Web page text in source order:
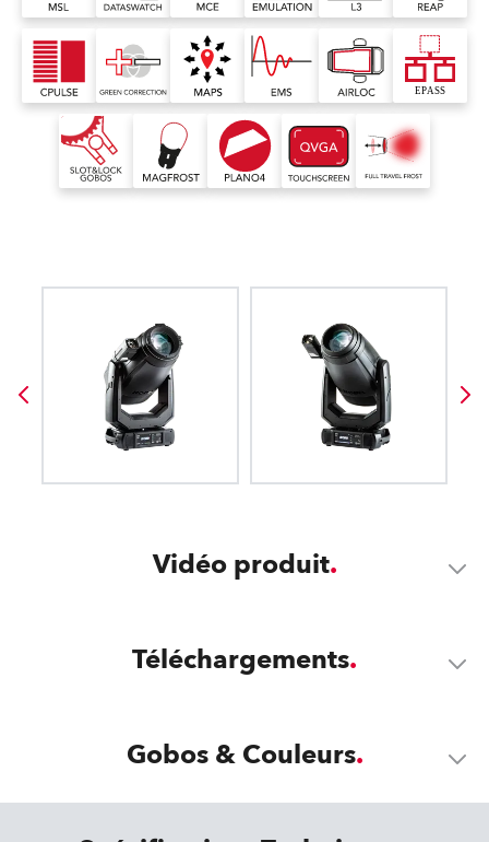
Vidéo produit
Téléchargements
Gobos & Couleurs